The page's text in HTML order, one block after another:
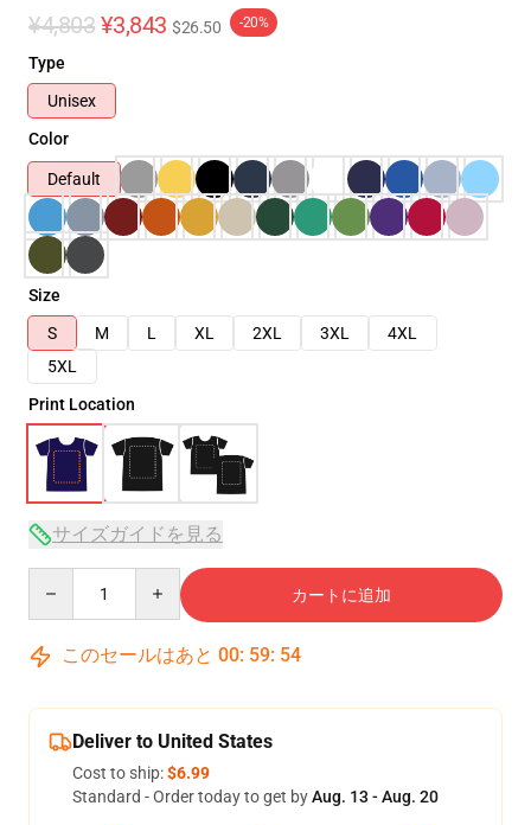
¥4,803 ¥3,843 $26.50 -20%
Type
Unisex
Color
Default
Size
S
M L XL 2XL 3XL
4XL
5XL
Print Location
サイズガイドを見る
カートに追加
このセールはあと 00: 59: 53
Deliver to United States
Cost to ship:$6.99
Standard - Order today to get byAug. 13 - Aug. 20